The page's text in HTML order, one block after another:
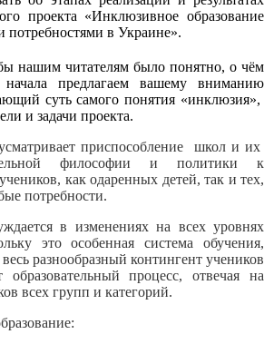
проекта «Инклюзивное образование
потребностями в Украине».
нашим читателям было понятно, о чём
предлагаем вашему вниманию
суть самого понятия «инклюзия»,
и задачи проекта.
приспособление школ и их
философии и политики к
как одаренных детей, так и тех,
потребности.
в изменениях на всех уровнях
это особенная система обучения,
разнообразный контингент учеников
процесс, отвечая на
всех групп и категорий.